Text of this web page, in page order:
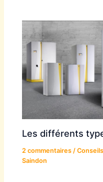
Les différents
2 commentaires /
Saindon